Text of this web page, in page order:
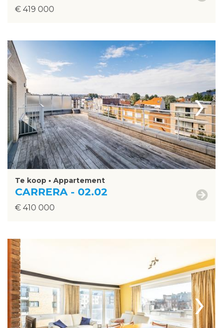
€ 419 000
›
Te koop • Appartement
CARRERA - 02.02
€ 410 000
›